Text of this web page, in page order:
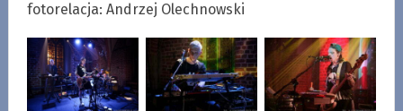
fotorelacja: Andrzej Olechnowski